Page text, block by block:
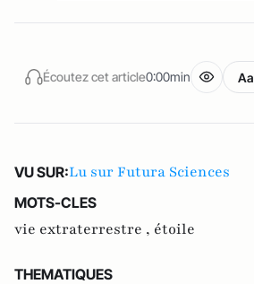
Écoutez cet article0:00min Aa
VU SUR:Lu sur Futura Sciences
MOTS-CLES
vie extraterrestre , étoile
THEMATIQUES